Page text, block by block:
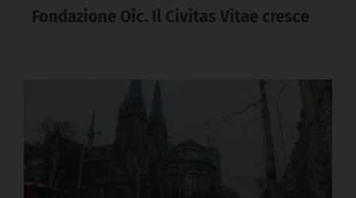
Fondazione Oic. Il Civitas Vitae cresce